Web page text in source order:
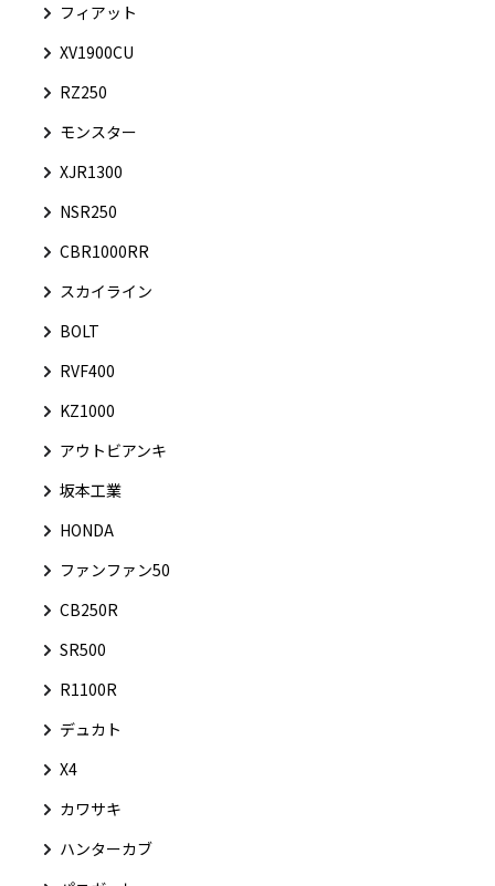
フィアット
XV1900CU
RZ250
モンスター
XJR1300
NSR250
CBR1000RR
スカイライン
BOLT
RVF400
KZ1000
アウトビアンキ
坂本工業
HONDA
ファンファン50
CB250R
SR500
R1100R
デュカト
X4
カワサキ
ハンターカブ